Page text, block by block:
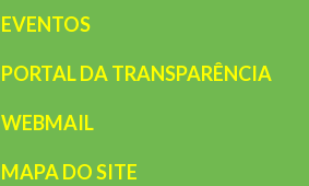
EVENTOS
PORTAL DA TRANSPARÊNCIA
WEBMAIL
MAPA DO SITE